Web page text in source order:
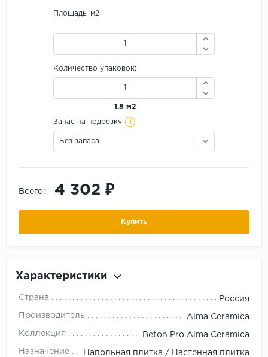
Площадь, м2
Количество упаковок:
1.8 м2
Запас на подрезку i
Без запаса
Всего: 4 302 ₽
Купить
Характеристики
Страна Россия
Производитель Alma Ceramica
Коллекция Beton Pro Alma Ceramica
Назначение Напольная плитка / Настенная плитка